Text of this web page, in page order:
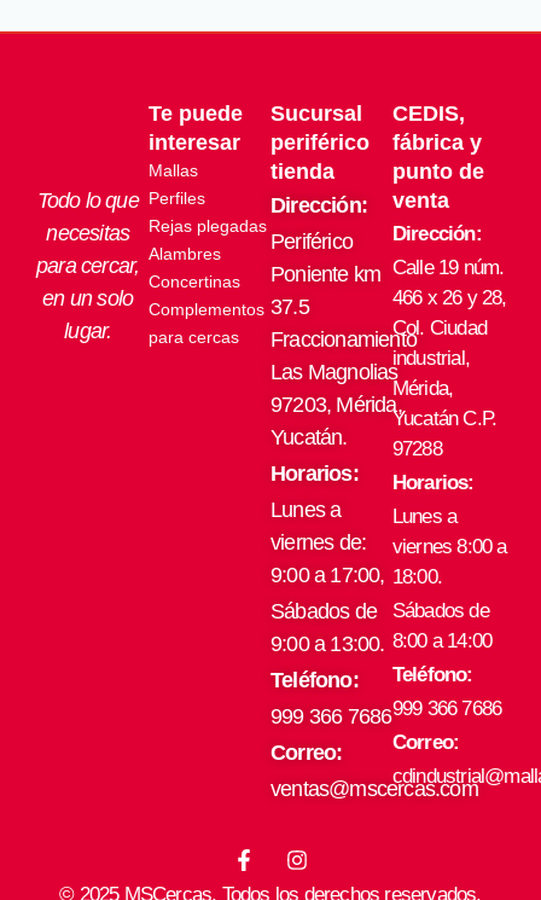
Todo lo que
necesitas
para cercar,
en un solo
lugar.
Te puede
interesar
Mallas
Perfiles
Rejas plegadas
Alambres
Concertinas
Complementos
para cercas
Sucursal
periférico
tienda
Dirección:
Periférico
Poniente km
37.5
Fraccionamiento
Las Magnolias
97203, Mérida,
Yucatán.
Horarios:
Lunes a
viernes de:
9:00 a 17:00,
Sábados de
9:00 a 13:00.
Teléfono:
999 366 7686
Correo:
ventas@mscercas.com
CEDIS,
fábrica y
punto de
venta
Dirección:
Calle 19 núm.
466 x 26 y 28,
Col. Ciudad
industrial,
Mérida,
Yucatán C.P.
97288
Horarios:
Lunes a
viernes 8:00 a
18:00.
Sábados de
8:00 a 14:00
Teléfono:
999 366 7686
Correo:
© 2025 MSCercas. Todos los derechos reservados.
F
I